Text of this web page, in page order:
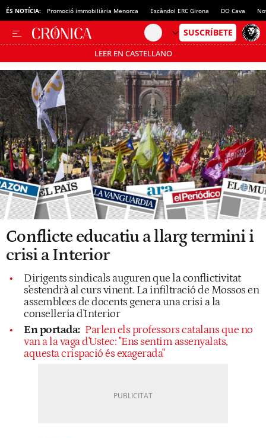
ÉS NOTÍCIA: Promoció immobiliària Menorca Escàndol ERC Girona DO Cava
LEER EN CASTELLANO
Passa’t al mode estalvi
Conflicte educatiu a llarg termini i
crisi a Interior
Dirigents sindicals auguren que la conflictivitat
s'estendrà al curs vinent. La infiltració de Mossos en
assemblees de docents genera una crisi a la
conselleria d'Interior
En portada: Parlen els professors catalans que no
van a la vaga d'Ustec: "Ens sentim assenyalats,
aquesta crispació és exagerada"